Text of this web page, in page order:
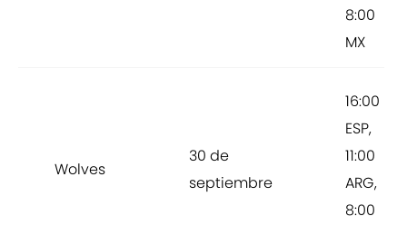
8:00
MX
Wolves
30 de
septiembre
16:00
ESP,
11:00
ARG,
8:00